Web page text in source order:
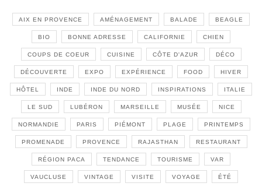
AIX EN PROVENCE AMÉNAGEMENT BALADE BEAGLE
BIO BONNE ADRESSE CALIFORNIE CHIEN
COUPS DE COEUR CUISINE CÔTE D'AZUR DÉCO
DÉCOUVERTE EXPO EXPÉRIENCE FOOD HIVER
HÔTEL INDE INDE DU NORD INSPIRATIONS ITALIE
LE SUD LUBÉRON MARSEILLE MUSÉE NICE
NORMANDIE PARIS PIÉMONT PLAGE PRINTEMPS
PROMENADE PROVENCE RAJASTHAN RESTAURANT
RÉGION PACA TENDANCE TOURISME VAR
VAUCLUSE VINTAGE VISITE VOYAGE ÉTÉ